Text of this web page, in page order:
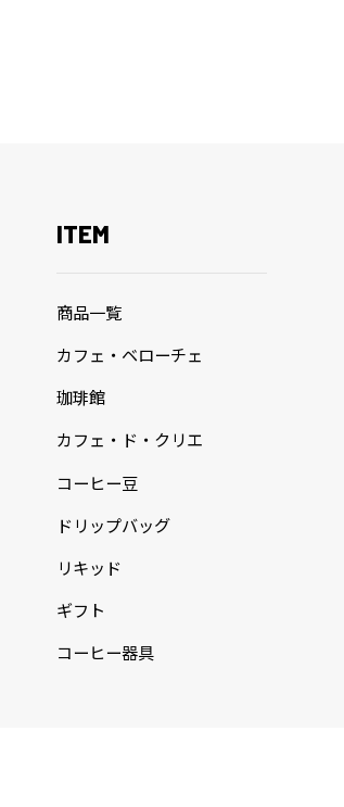
ITEM
商品一覧
カフェ・ベローチェ
珈琲館
カフェ・ド・クリエ
コーヒー豆
ドリップバッグ
リキッド
ギフト
コーヒー器具